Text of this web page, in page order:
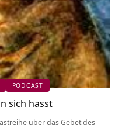
PODCAST
sich hasst
über das Gebet des